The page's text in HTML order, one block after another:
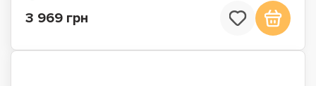
3 969 грн